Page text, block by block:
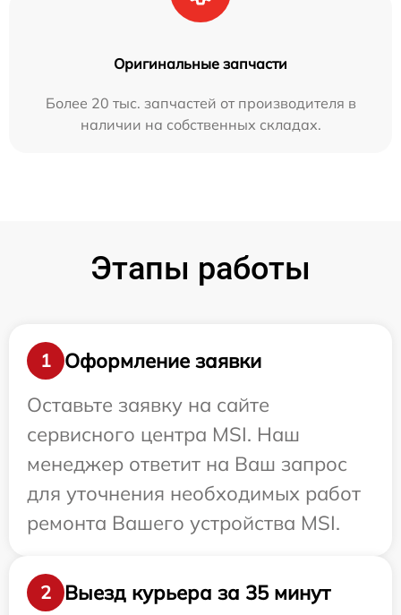
Оригинальные запчасти
Более 20 тыс. запчастей от производителя в
наличии на собственных складах.
Этапы работы
1
Оформление заявки
Оставьте заявку на сайте
сервисного центра MSI. Наш
менеджер ответит на Ваш запрос
для уточнения необходимых работ
ремонта Вашего устройства MSI.
2
Выезд курьера за 35 минут